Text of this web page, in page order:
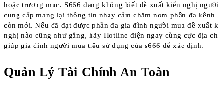
hoặc trương mục. S666 đang không biết đề xuất kiến nghị
cung cấp mang lại thông tin nhạy cảm chăm nom phần đa kênh
còn mới. Nếu đã đạt được phần đa gia đình người mua đề xuất
nghị nào cũng như gắng, hãy Hotline điện ngay cùng cực địa
giúp gia đình người mua tiêu sử dụng của s666 để xác định.
Quản Lý Tài Chính An Toàn